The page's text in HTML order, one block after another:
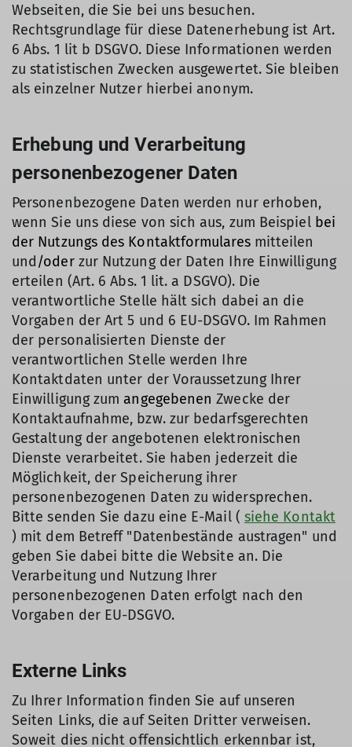
Webseiten, die Sie bei uns besuchen.
Rechtsgrundlage für diese Datenerhebung ist Art.
6 Abs. 1 lit b DSGVO. Diese Informationen werden
zu statistischen Zwecken ausgewertet. Sie bleiben
als einzelner Nutzer hierbei anonym.
Erhebung und Verarbeitung
personenbezogener Daten
Personenbezogene Daten werden nur erhoben,
wenn Sie uns diese von sich aus, zum Beispiel bei
der Nutzungs des Kontaktformularesmitteilen
und/oderzur Nutzung der Daten Ihre Einwilligung
erteilen (Art. 6 Abs. 1 lit. a DSGVO). Die
verantwortliche Stelle hält sich dabei an die
Vorgaben der Art 5 und 6 EU-DSGVO. Im Rahmen
der personalisierten Dienste der
verantwortlichen Stelle werden Ihre
Kontaktdaten unter der Voraussetzung Ihrer
Einwilligung zum angegebenen Zwecke der
Kontaktaufnahme, bzw. zur bedarfsgerechten
Gestaltung der angebotenen elektronischen
Dienste verarbeitet. Sie haben jederzeit die
Möglichkeit, der Speicherung ihrer
personenbezogenen Daten zu widersprechen.
Bitte senden Sie dazu eine E-Mail ( siehe Kontakt
) mit dem Betreff "Datenbestände austragen" und
geben Sie dabei bitte die Website an. Die
Verarbeitung und Nutzung Ihrer
personenbezogenen Daten erfolgt nach den
Vorgaben der EU-DSGVO.
Externe Links
Zu Ihrer Information finden Sie auf unseren
Seiten Links, die auf Seiten Dritter verweisen.
Soweit dies nicht offensichtlich erkennbar ist,